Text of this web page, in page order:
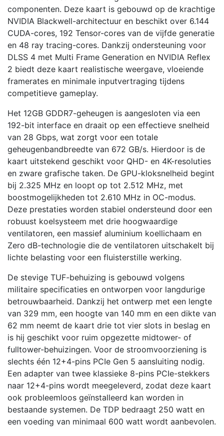
componenten. Deze kaart is gebouwd op de krachtige
NVIDIA Blackwell-architectuur en beschikt over 6.144
CUDA-cores, 192 Tensor-cores van de vijfde generatie
en 48 ray tracing-cores. Dankzij ondersteuning voor
DLSS 4 met Multi Frame Generation en NVIDIA Reflex
2 biedt deze kaart realistische weergave, vloeiende
framerates en minimale inputvertraging tijdens
competitieve gameplay.
Het 12GB GDDR7-geheugen is aangesloten via een
192-bit interface en draait op een effectieve snelheid
van 28 Gbps, wat zorgt voor een totale
geheugenbandbreedte van 672 GB/s. Hierdoor is de
kaart uitstekend geschikt voor QHD- en 4K-resoluties
en zware grafische taken. De GPU-kloksnelheid begint
bij 2.325 MHz en loopt op tot 2.512 MHz, met
boostmogelijkheden tot 2.610 MHz in OC-modus.
Deze prestaties worden stabiel ondersteund door een
robuust koelsysteem met drie hoogwaardige
ventilatoren, een massief aluminium koellichaam en
Zero dB-technologie die de ventilatoren uitschakelt bij
lichte belasting voor een fluisterstille werking.
De stevige TUF-behuizing is gebouwd volgens
militaire specificaties en ontworpen voor langdurige
betrouwbaarheid. Dankzij het ontwerp met een lengte
van 329 mm, een hoogte van 140 mm en een dikte van
62 mm neemt de kaart drie tot vier slots in beslag en
is hij geschikt voor ruim opgezette midtower- of
fulltower-behuizingen. Voor de stroomvoorziening is
slechts één 12+4-pins PCIe Gen 5 aansluiting nodig.
Een adapter van twee klassieke 8-pins PCIe-stekkers
naar 12+4-pins wordt meegeleverd, zodat deze kaart
ook probleemloos geïnstalleerd kan worden in
bestaande systemen. De TDP bedraagt 250 watt en
een voeding van minimaal 600 watt wordt aanbevolen.